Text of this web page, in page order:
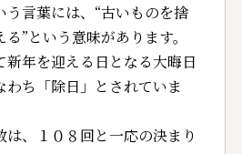
う言葉には、“古いものを捨
る”という意味があります。
新年を迎える日となる大晦日
わち「除日」とされていま
、１０８回と一応の決まり